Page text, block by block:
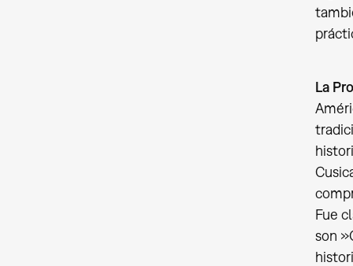
La
Fue
son